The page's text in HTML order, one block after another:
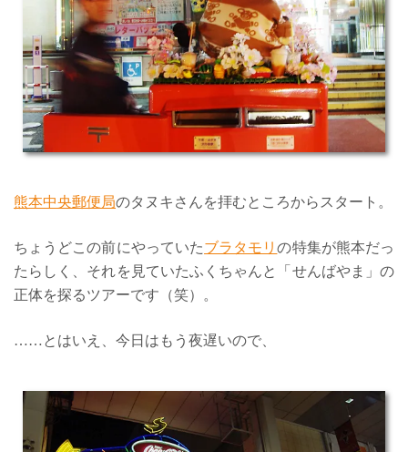
熊本中央郵便局のタヌキさんを拝むところからスタート。
ちょうどこの前にやっていたブラタモリの特集が熊本だっ
たらしく、それを見ていたふくちゃんと「せんばやま」の
正体を探るツアーです（笑）。
……とはいえ、今日はもう夜遅いので、